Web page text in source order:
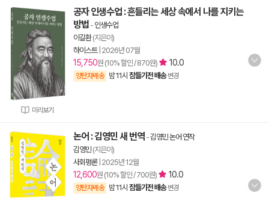
미리보기
공자 인생수업 : 흔들리는 세상 속에서 나를 지키는
방법 - 인생수업
이길환(지은이)
하이스트| 2026년 07월
15,750원 (10% 할인 / 870원) 10.0
양탄자배송 밤 11시 잠들기전 배송 변경
논어 : 김영민 새 번역 -김영민 논어 연작
김영민(지은이)
사회평론| 2025년 12월
12,600원 (10% 할인 / 700원) 10.0
양탄자배송 밤 11시 잠들기전 배송 변경